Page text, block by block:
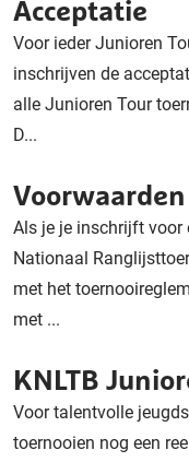
Acceptatie
Voor ieder Junioren
inschrijven de
alle Junioren Tour
D...
Als je je inschrijft voor
Nationaal
met het
met ...
KNLTB
Voor talentvolle
toernooien nog een